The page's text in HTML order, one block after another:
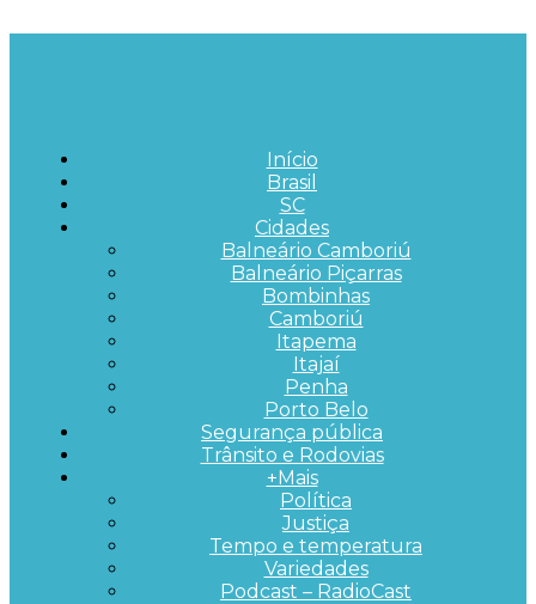
Início
Brasil
SC
Cidades
Balneário Camboriú
Balneário Piçarras
Bombinhas
Camboriú
Itapema
Itajaí
Penha
Porto Belo
Segurança pública
Trânsito e Rodovias
+Mais
Política
Justiça
Tempo e temperatura
Variedades
Podcast – RadioCast